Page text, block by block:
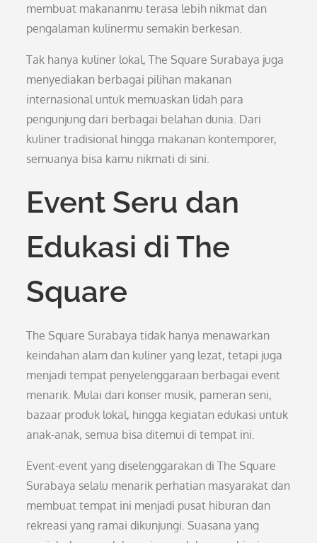
membuat makananmu terasa lebih nikmat dan
pengalaman kulinermu semakin berkesan.
Tak hanya kuliner lokal, The Square Surabaya juga
menyediakan berbagai pilihan makanan
internasional untuk memuaskan lidah para
pengunjung dari berbagai belahan dunia. Dari
kuliner tradisional hingga makanan kontemporer,
semuanya bisa kamu nikmati di sini.
Event Seru dan
Edukasi di The
Square
The Square Surabaya tidak hanya menawarkan
keindahan alam dan kuliner yang lezat, tetapi juga
menjadi tempat penyelenggaraan berbagai event
menarik. Mulai dari konser musik, pameran seni,
bazaar produk lokal, hingga kegiatan edukasi untuk
anak-anak, semua bisa ditemui di tempat ini.
Event-event yang diselenggarakan di The Square
Surabaya selalu menarik perhatian masyarakat dan
membuat tempat ini menjadi pusat hiburan dan
rekreasi yang ramai dikunjungi. Suasana yang